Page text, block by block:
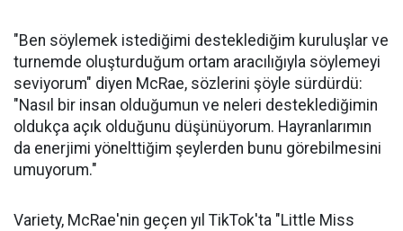
"Ben söylemek istediğimi desteklediğim kuruluşlar ve
turnemde oluşturduğum ortam aracılığıyla söylemeyi
seviyorum" diyen McRae, sözlerini şöyle sürdürdü:
"Nasıl bir insan olduğumun ve neleri desteklediğimin
oldukça açık olduğunu düşünüyorum. Hayranlarımın
da enerjimi yönelttiğim şeylerden bunu görebilmesini
umuyorum."
Variety, McRae'nin geçen yıl TikTok'ta "Little Miss